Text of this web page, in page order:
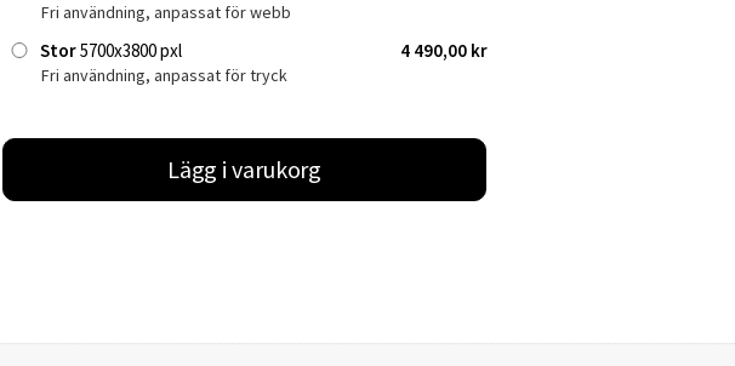
Fri användning, anpassat för webb
Stor5700x3800 pxl 4 490,00 kr
Fri användning, anpassat för tryck
Lägg i varukorg